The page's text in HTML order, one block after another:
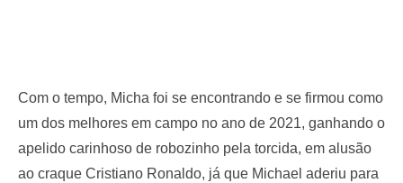
Com o tempo, Micha foi se encontrando e se firmou como
um dos melhores em campo no ano de 2021, ganhando o
apelido carinhoso de robozinho pela torcida, em alusão
ao craque Cristiano Ronaldo, já que Michael aderiu para